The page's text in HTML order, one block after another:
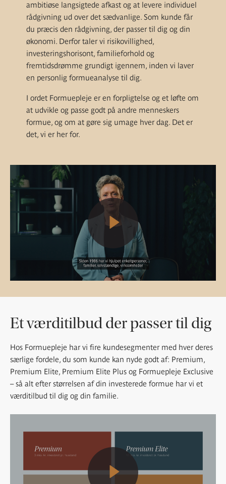
ambitiøse langsigtede afkast og at levere individuel
rådgivning ud over det sædvanlige. Som kunde får
du præcis den rådgivning, der passer til dig og din
økonomi. Derfor taler vi risikovillighed,
investeringshorisont, familieforhold og
fremtidsdrømme grundigt igennem, inden vi laver
en personlig formueanalyse til dig.
I ordet Formuepleje er en forpligtelse og et løfte om
at udvikle og passe godt på andre menneskers
formue, og om at gøre sig umage hver dag. Det er
det, vi er her for.
Et værditilbud der passer til dig
Hos Formuepleje har vi fire kundesegmenter med hver deres
særlige fordele, du som kunde kan nyde godt af: Premium,
Premium Elite, Premium Elite Plus og Formuepleje Exclusive
– så alt efter størrelsen af din investerede formue har vi et
værditilbud til dig og din familie.